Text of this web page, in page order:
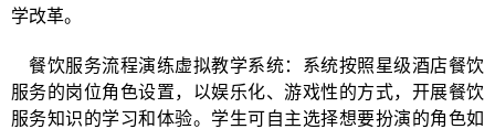
学改革。
餐饮服务流程演练虚拟教学系统：系统按照星级酒店餐饮
服务的岗位角色设置，以娱乐化、游戏性的方式，开展餐饮
服务知识的学习和体验。学生可自主选择想要扮演的角色如